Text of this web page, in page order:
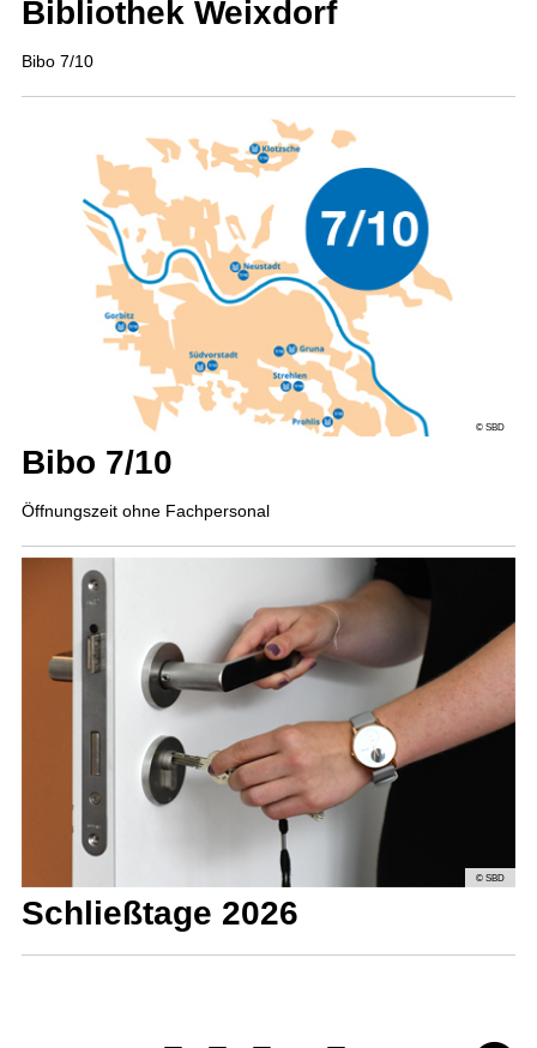
Bibliothek Weixdorf
Bibo 7/10
© SBD
Bibo 7/10
Öffnungszeit ohne Fach­personal
© SBD
Schließtage 2026